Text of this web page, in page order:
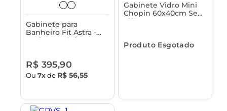
Gabinete para
Banheiro Fit Astra -
Resistente à Água
R$ 395,90
Ou7xde R$ 56,55
Gabinete Vidro Mini
Chopin 60x40cm Sem
Sifão Astra
Produto Esgotado